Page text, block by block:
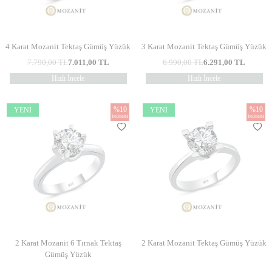
4 Karat Mozanit Tektaş Gümüş Yüzük
7.790,00TL7.011,00 TL
Hızlı İncele
3 Karat Mozanit Tektaş Gümüş Yüzük
6.990,00TL6.291,00 TL
Hızlı İncele
YENI %10
İNDIRIM
2 Karat Mozanit 6 Tırnak Tektaş
Gümüş Yüzük
YENI %10
İNDIRIM
2 Karat Mozanit Tektaş Gümüş Yüzük